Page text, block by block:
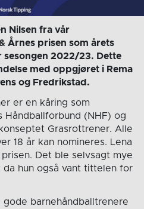
Nilsen fra vår
Årnes prisen som årets
2022/23. Dette
med oppgjøret i Rema
og Fredrikstad.
er en kåring som
Håndballforbund (NHF) og
Grasrottrener. Alle
18 år kan nomineres. Lena
Det ble selvsagt mye
hun også vant tittelen for
barnehåndballtrenere